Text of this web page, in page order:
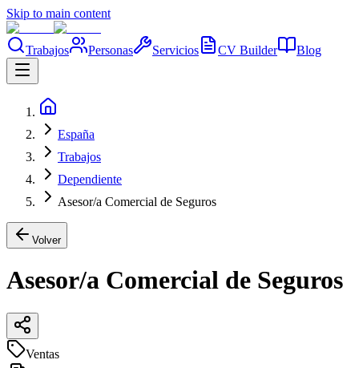
Skip to main content
Trabajos Personas Servicios CV Builder Blog
España
Trabajos
Dependiente
Asesor/a Comercial de Seguros
Volver
Asesor/a Comercial de Seguros
Ventas